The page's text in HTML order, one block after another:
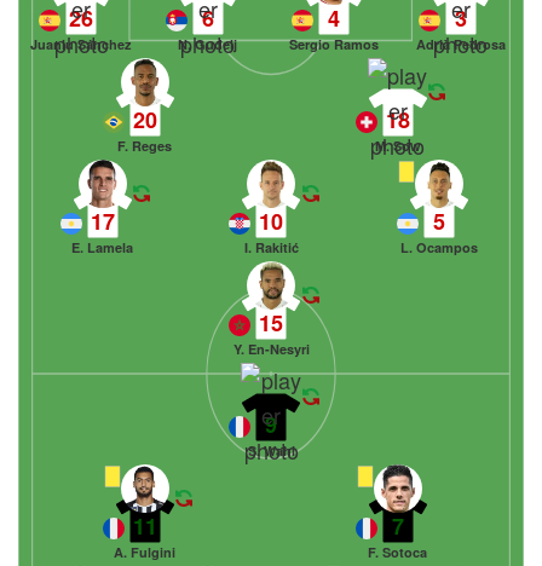
3
Adrià Pedrosa
4
Sergio Ramos
6
N. Gudelj
26
Juanlu Sánchez
18
M. Sow
20
F. Reges
5
L. Ocampos
10
I. Rakitić
17
E. Lamela
15
Y. En-Nesyri
11
A. Fulgini
7
F. Sotoca
9
S. Wahi